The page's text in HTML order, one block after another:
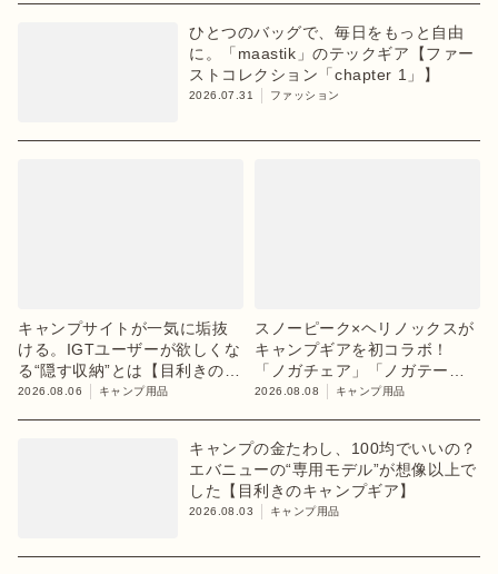
ひとつのバッグで、毎日をもっと自由
に。「maastik」のテックギア【ファー
ストコレクション「chapter 1」】
2026.07.31 ファッション
キャンプサイトが一気に垢抜
ける。IGTユーザーが欲しくな
る“隠す収納”とは【目利きのキ
ャンプギア】
2026.08.06 キャンプ用品
スノーピーク×ヘリノックスが
キャンプギアを初コラボ！
「ノガチェア」「ノガテーブ
ル」を8月13日に発売
2026.08.08 キャンプ用品
キャンプの金たわし、100均でいいの？
エバニューの“専用モデル”が想像以上で
した【目利きのキャンプギア】
2026.08.03 キャンプ用品